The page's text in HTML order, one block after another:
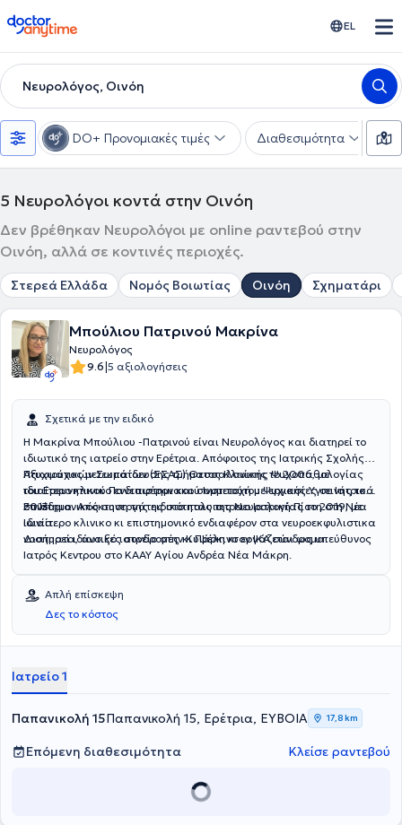
doctoranytime EL
Νευρολόγος, Οινόη
DO+ Προνομιακές τιμές Διαθεσιμότητα
5 Νευρολόγοι κοντά στην Οινόη
Δεν βρέθηκαν Νευρολόγοι με online ραντεβού στην
Οινόη, αλλά σε κοντινές περιοχές.
Στερεά Ελλάδα Νομός Βοιωτίας Οινόη Σχηματάρι
Μπούλιου Πατρινού Μακρίνα
Νευρολόγος
9.6|5 αξιολογήσεις
Σχετικά με την ειδικό
Η Μακρίνα Μπούλιου -Πατρινού είναι Νευρολόγος και διατηρεί το
ιδιωτικό της ιατρείο στην Ερέτρια. Απόφοιτος της Ιατρικής Σχολής
Αξιωματικών Σωμάτων (ΣΣΑΣ) Θεσσαλονίκης το 2006, με
ιδιαίτερο κλινικο ενδιαφέρον και συμμετοχή με εργασίες σε Ιατρικά
συνέδρια. Απόκτηση της ειδικότητας της Νευρολογίας το 2019, με
ιδιαίτερο κλινικο κι επιστημονικό ενδιαφέρον στα νευροεκφυλιστικα
νοσήματα, άνοιξες συνδρομές κι Πάρκινσον ΙΚΑ σύνδρομα.
Πτυχιούχος μετεκπαίδευσης τμήματος Κλινικής Ψυχοπαθολογίας
του Ερευνητικού Πανεπιστημιακού Ινστιτούτου Ψυχικής Υγιεινής το
2013.
Επιστημονικός συνεργάτης στο πολυιατρειο Ιατρική Πίστη στη Νέα
Ιωνία.
Διατηρεί ιδιωτικό ιατρείο στην Κυψέλη κι εργάζεται ως υπεύθυνος
Ιατρός Κεντρου στο ΚΑΑΥ Αγίου Ανδρέα Νέα Μάκρη.
Απλή επίσκεψη
Δες το κόστος
Ιατρείο 1
Παπανικολή 15Παπανικολή 15, Ερέτρια, ΕΥΒΟΙΑ 17,8 km
Επόμενη διαθεσιμότητα Κλείσε ραντεβού